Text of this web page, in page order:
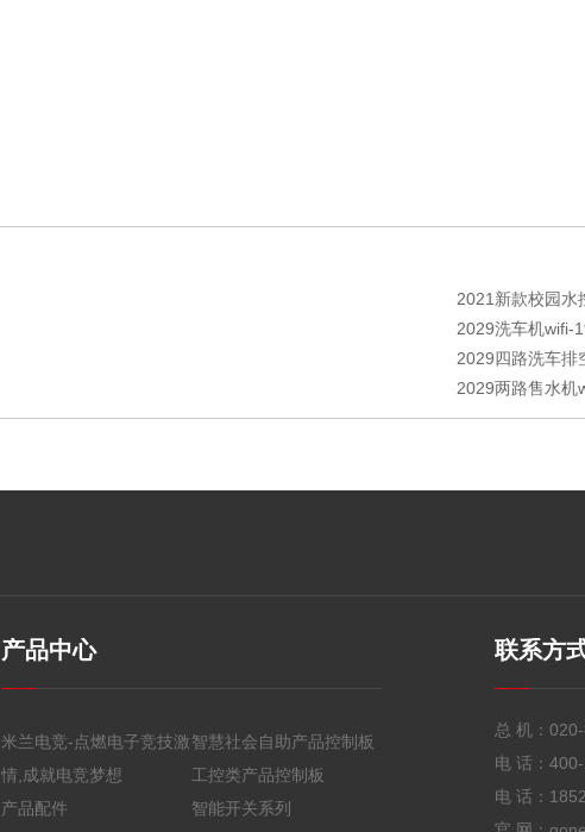
2021新款校园水
2029洗车机wifi-
2029四路洗车排
2029两路售水机
产品中心
米兰电竞-点燃电子竞技激
情,成就电竞梦想
智慧社会自助产品控制板
工控类产品控制板
产品配件
智能开关系列
联系方
总 机：
电 话：
电 话：